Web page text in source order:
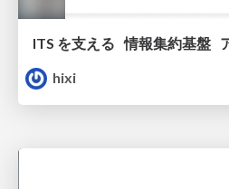
hixi